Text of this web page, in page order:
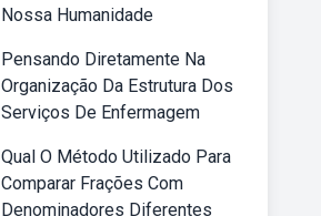
Nossa Humanidade
Pensando Diretamente Na
Organização Da Estrutura Dos
Serviços De Enfermagem
Qual O Método Utilizado Para
Comparar Frações Com
Denominadores Diferentes